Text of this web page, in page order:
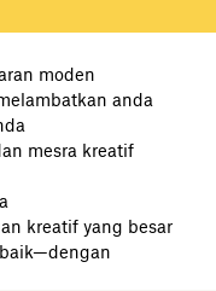
moden
anda
mesra kreatif
kreatif yang besar